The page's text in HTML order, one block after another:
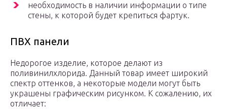
необходимость в наличии информации о типе
стены, к которой будет крепиться фартук.
ПВХ панели
Недорогое изделие, которое делают из
поливинилхлорида. Данный товар имеет широкий
спектр оттенков, а некоторые модели могут быть
украшены графическим рисунком. К сожалению, их
отличает: